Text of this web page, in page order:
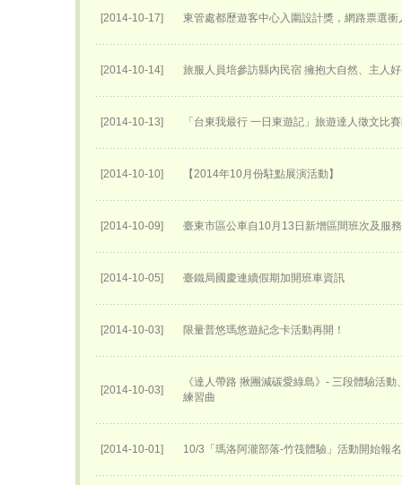
[2014-10-17] 東管處都歷遊客中心入圍設計獎，網路票選衝
[2014-10-14] 旅服人員培參訪縣內民宿 擁抱大自然、主人
[2014-10-13] 「台東我最行 一日東遊記」旅遊達人徵文比
[2014-10-10] 【2014年10月份駐點展演活動】
[2014-10-09] 臺東市區公車自10月13日新增區間班次及服
[2014-10-05] 臺鐵局國慶連續假期加開班車資訊
[2014-10-03] 限量普悠瑪悠遊紀念卡活動再開！
[2014-10-03]
《達人帶路 揪團減碳愛綠島》- 三段體驗活
練習曲
[2014-10-01] 10/3「瑪洛阿瀧部落-竹筏體驗」活動開始報